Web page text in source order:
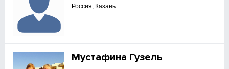
Россия, Казань
Мустафина Гузель